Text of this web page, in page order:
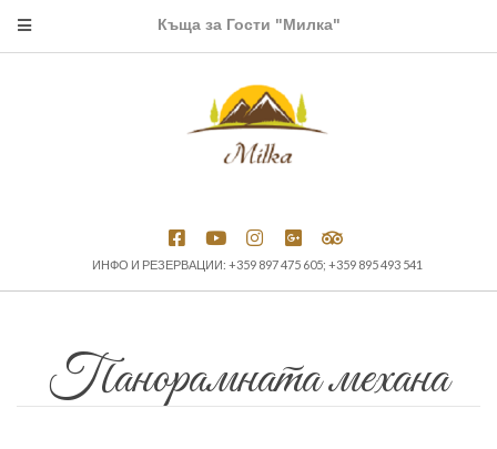
Къща за Гости "Милка"
ИНФО И РЕЗЕРВАЦИИ: +359 897 475 605; +359 895 493 541
Панорамната механа